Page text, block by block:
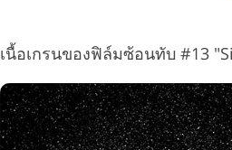
เนื้อเกรนของฟิล์มซ้อนทับ #13